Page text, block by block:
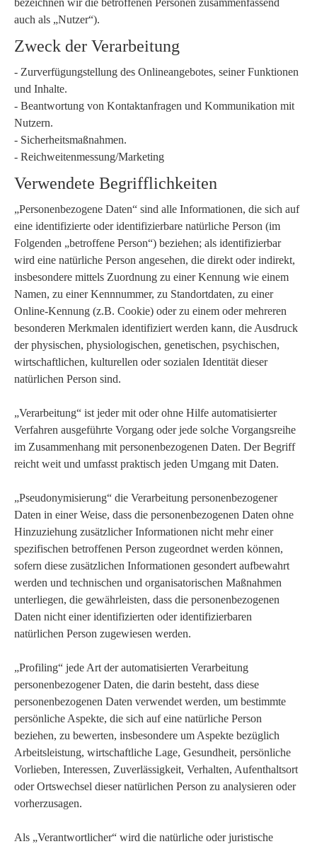
bezeichnen wir die betroffenen Personen zusammenfassend
auch als „Nutzer“).
Zweck der Verarbeitung
- Zurverfügungstellung des Onlineangebotes, seiner Funktionen
und Inhalte.
- Beantwortung von Kontaktanfragen und Kommunikation mit
Nutzern.
- Sicherheitsmaßnahmen.
- Reichweitenmessung/Marketing
Verwendete Begrifflichkeiten
„Personenbezogene Daten“ sind alle Informationen, die sich auf
eine identifizierte oder identifizierbare natürliche Person (im
Folgenden „betroffene Person“) beziehen; als identifizierbar
wird eine natürliche Person angesehen, die direkt oder indirekt,
insbesondere mittels Zuordnung zu einer Kennung wie einem
Namen, zu einer Kennnummer, zu Standortdaten, zu einer
Online-Kennung (z.B. Cookie) oder zu einem oder mehreren
besonderen Merkmalen identifiziert werden kann, die Ausdruck
der physischen, physiologischen, genetischen, psychischen,
wirtschaftlichen, kulturellen oder sozialen Identität dieser
natürlichen Person sind.
„Verarbeitung“ ist jeder mit oder ohne Hilfe automatisierter
Verfahren ausgeführte Vorgang oder jede solche Vorgangsreihe
im Zusammenhang mit personenbezogenen Daten. Der Begriff
reicht weit und umfasst praktisch jeden Umgang mit Daten.
„Pseudonymisierung“ die Verarbeitung personenbezogener
Daten in einer Weise, dass die personenbezogenen Daten ohne
Hinzuziehung zusätzlicher Informationen nicht mehr einer
spezifischen betroffenen Person zugeordnet werden können,
sofern diese zusätzlichen Informationen gesondert aufbewahrt
werden und technischen und organisatorischen Maßnahmen
unterliegen, die gewährleisten, dass die personenbezogenen
Daten nicht einer identifizierten oder identifizierbaren
natürlichen Person zugewiesen werden.
„Profiling“ jede Art der automatisierten Verarbeitung
personenbezogener Daten, die darin besteht, dass diese
personenbezogenen Daten verwendet werden, um bestimmte
persönliche Aspekte, die sich auf eine natürliche Person
beziehen, zu bewerten, insbesondere um Aspekte bezüglich
Arbeitsleistung, wirtschaftliche Lage, Gesundheit, persönliche
Vorlieben, Interessen, Zuverlässigkeit, Verhalten, Aufenthaltsort
oder Ortswechsel dieser natürlichen Person zu analysieren oder
vorherzusagen.
Als „Verantwortlicher“ wird die natürliche oder juristische